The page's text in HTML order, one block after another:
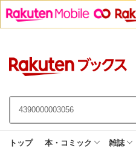
トップ 本・コミック 雑誌